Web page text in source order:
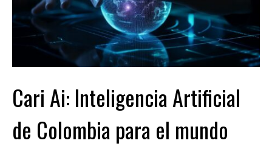
Cari Ai: Inteligencia Artificial
de Colombia para el mundo